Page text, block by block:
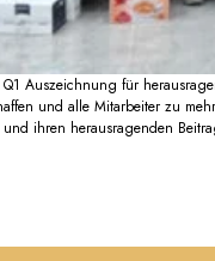
Auszeichnung für
und alle Mitarbeiter zu
ihren herausragenden